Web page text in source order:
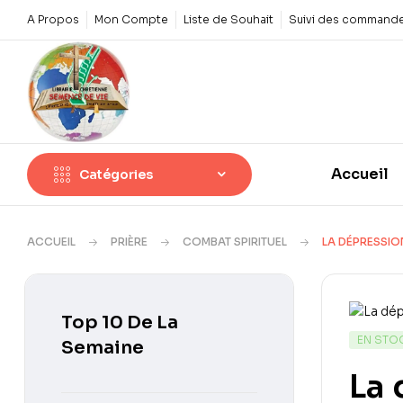
A Propos Mon Compte Liste de Souhait Suivi des
Catégories Accueil
ACCUEIL PRIÈRE COMBAT SPIRITUEL LA
EN
La
Top 10 De La
Semaine